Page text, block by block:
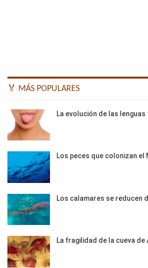
🏅 MÁS POPULARES
La evolución de las lenguas
Los peces que colonizan el
Los calamares se reducen
La fragilidad de la cueva de